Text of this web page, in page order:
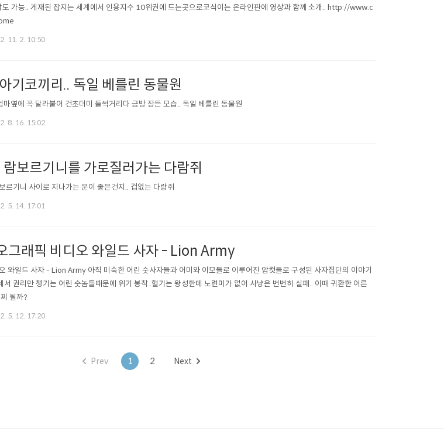
가능.. 게재된 잡지는 세계에서 인용지수 10위권에 드는곳으로코식이는 온라인판에 영상과 함께 소개.. http://www.c
11. 2. 10:50
기코끼리.. 독일 베를린 동물원
옆에 꼭 달라붙어 건초더미 들썩거리다 금방 잠든 모습.. 독일 베를린 동물원
8. 16. 15:02
보르기니를 가로질러가는 다람쥐
르기니 사이로 지나가는 운이 좋은건지.. 겁없는 다람쥐
5. 14. 17:01
그래픽 비디오 와일드 사자 - Lion Army
와일드 사자 - Lion Army 아직 미숙한 어린 숫사자들과 어미와 이모들로 이루어진 암컷들로 구성된 사자집단의 이야기
서 권리만 챙기는 어린 숫놈들때문에 위기 봉착..혈기는 왕성한데 노련미가 없어 사냥은 번번히 실패.. 이때 귀환한 어른
될까?
5. 12. 17:20
Prev 1 2 Next